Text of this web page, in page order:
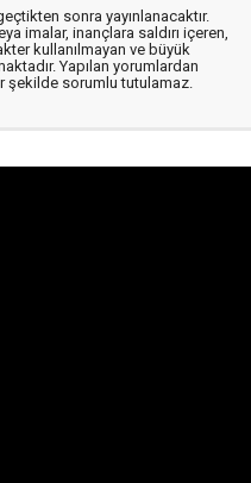
sonra yayınlanacaktır.
imalar, inançlara saldırı içeren,
kullanılmayan ve büyük
Yapılan yorumlardan
şekilde sorumlu tutulamaz.